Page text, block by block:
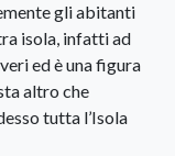
gli abitanti
isola, infatti ad
ed è una figura
altro che
tutta l’Isola